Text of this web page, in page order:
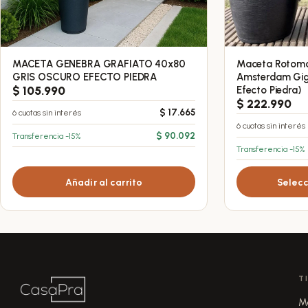
MACETA GENEBRA GRAFIATO 40x80
GRIS OSCURO EFECTO PIEDRA
$ 105.990
6 cuotas sin interés $ 17.665
Transferencia -15% $ 90.092
Añadir al carrito
Maceta
Amsterdam
Efecto Piedra)
$ 222.990
6 cuotas sin interés
Transferencia -15%
Este
producto
tiene
múltiples
variantes.
Las
opciones
se